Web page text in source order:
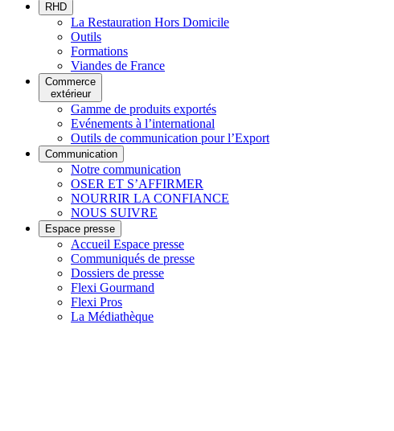
RHD
La Restauration Hors Domicile
Outils
Formations
Viandes de France
Commerce
extérieur
Gamme de produits exportés
Evénements à l’international
Outils de communication pour l’Export
Communication
Notre communication
OSER ET S’AFFIRMER
NOURRIR LA CONFIANCE
NOUS SUIVRE
Espace presse
Accueil Espace presse
Communiqués de presse
Dossiers de presse
Flexi Gourmand
Flexi Pros
La Médiathèque